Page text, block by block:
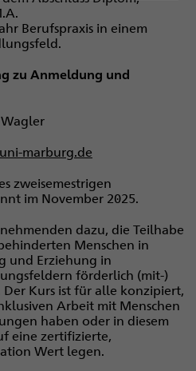
Berufspraxis in einem
zu Anmeldung und
marburg.de
zweisemestrigen
im November 2025.
dazu, die Teilhabe
Menschen in
und Erziehung in
förderlich (mit-)
Kurs ist für alle konzipiert,
Arbeit mit Menschen
haben oder in diesem
eine zertifizierte,
Wert legen.